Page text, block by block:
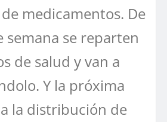
medicamentos. De
semana se reparten
de salud y van a
Y la próxima
la distribución de